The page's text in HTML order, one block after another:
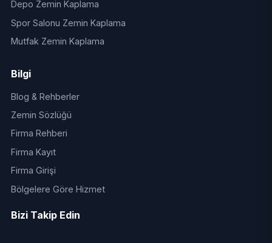
Depo Zemin Kaplama
Spor Salonu Zemin Kaplama
Mutfak Zemin Kaplama
Bilgi
Blog & Rehberler
Zemin Sözlüğü
Firma Rehberi
Firma Kayıt
Firma Girişi
Bölgelere Göre Hizmet
Bizi Takip Edin